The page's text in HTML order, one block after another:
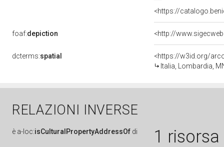
<https://
foaf:depiction
dcterms:spatial
<https://w3id.org/
Italia, Lombardia,
RELAZIONI INVERSE
è a-loc:isCulturalPropertyAddressOf di 1 risorsa